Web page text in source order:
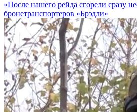
«После нашего рейда сгорели сразу
бронетранспортеров «Брэдли»